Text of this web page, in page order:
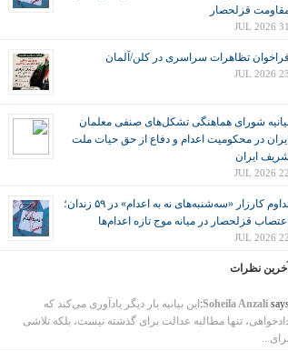
قزلحصار
31 JUL 2026
فراخوان تظاهرات سراسری در کلن/آلمان
23 JUL 2026
شورای هماهنگی تشکل‌های صنفی معلمان
ایران در محکومیت اعدام و دفاع از حق حیات ملت
شریف ایران
22 JUL 2026
تداوم کارزار «سه‌شنبه‌های نه به اعدام» در ۵۹ زندان؛
اعتصاب قزلحصار در میانه موج تازه اعدام‌ها
22 JUL 2026
آخرین نظرات
Soheila Anzali این بیانیه بار دیگر یادآوری می‌کند که
تنها مطالبه عدالت برای گذشته نیست، بلکه تلاشی